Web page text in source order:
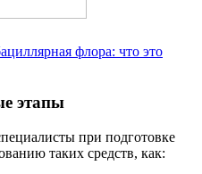
флора: что это
этапы
при подготовке
таких средств, как: